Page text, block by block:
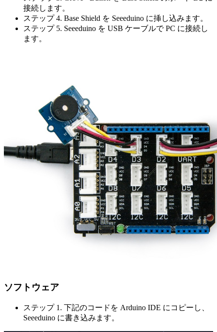
接続します。
ステップ 4. Base Shield を Seeeduino に挿し込みます。
ステップ 5. Seeeduino を USB ケーブルで PC に接続し
ます。
ソフトウェア
ステップ 1. 下記のコードを Arduino IDE にコピーし、
Seeeduino に書き込みます。